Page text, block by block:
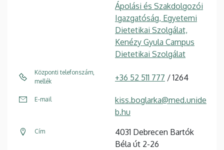
Ápolási és Szakdolgozói
Igazgatóság, Egyetemi
Dietetikai Szolgálat,
Kenézy Gyula Campus
Dietetikai Szolgálat
Központi telefonszám,
mellék
+36 52 511 777 / 1264
E-mail
kiss.boglarka@med.unide
b.hu
Cím
4031 Debrecen Bartók
Béla út 2-26